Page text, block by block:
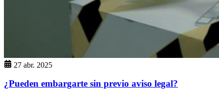
27 abr. 2025
¿Pueden embargarte sin previo aviso legal?